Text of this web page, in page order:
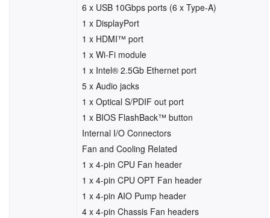
6 x USB 10Gbps ports (6 x Type-A)
1 x DisplayPort
1 x HDMI™ port
1 x Wi-Fi module
1 x Intel® 2.5Gb Ethernet port
5 x Audio jacks
1 x Optical S/PDIF out port
1 x BIOS FlashBack™ button
Internal I/O Connectors
Fan and Cooling Related
1 x 4-pin CPU Fan header
1 x 4-pin CPU OPT Fan header
1 x 4-pin AIO Pump header
4 x 4-pin Chassis Fan headers